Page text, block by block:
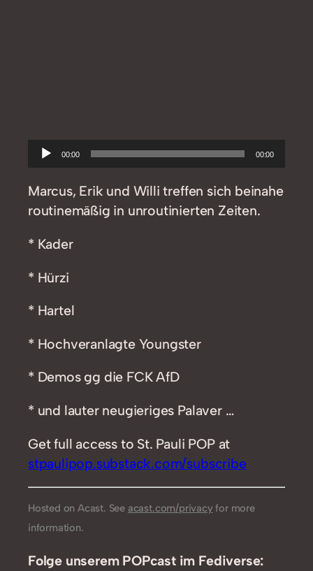
Audio-
Player
00:00 00:00
Marcus, Erik und Willi treffen sich beinahe
routinemäßig in unroutinierten Zeiten.
* Kader
* Hürzi
* Hartel
* Hochveranlagte Youngster
* Demos gg die FCK AfD
* und lauter neugieriges Palaver …
Get full access to St. Pauli POP at
stpaulipop.substack.com/subscribe
Hosted on Acast. See acast.com/privacy for more
information.
Folge unserem POPcast im Fediverse: